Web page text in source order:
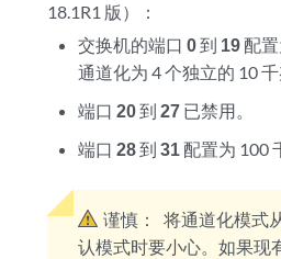
18.1R1 版）：
交换机的端口 0到 19配置
通道化为 4 个独立的 10 千
端口 20到 27已禁用。
端口 28到 31配置为 100
谨慎：
将通道化模式
认模式时要小心。如果现